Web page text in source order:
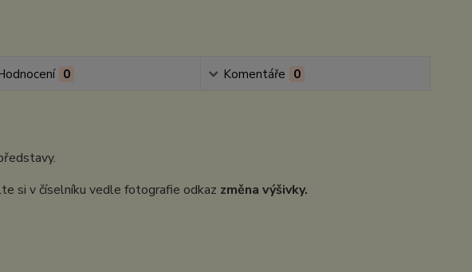
0 Komentáře 0
si v číselníku vedle fotografie odkaz změna výšivky.